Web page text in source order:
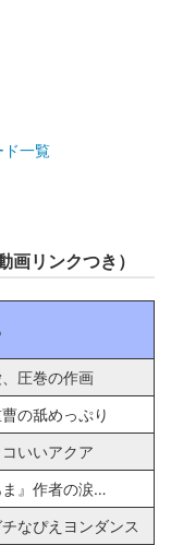
ド一覧
画リンクつき）
圧巻の作画
の舐めっぷり
いいアクア
ま』作者の涙…
なぴえヨンダンス